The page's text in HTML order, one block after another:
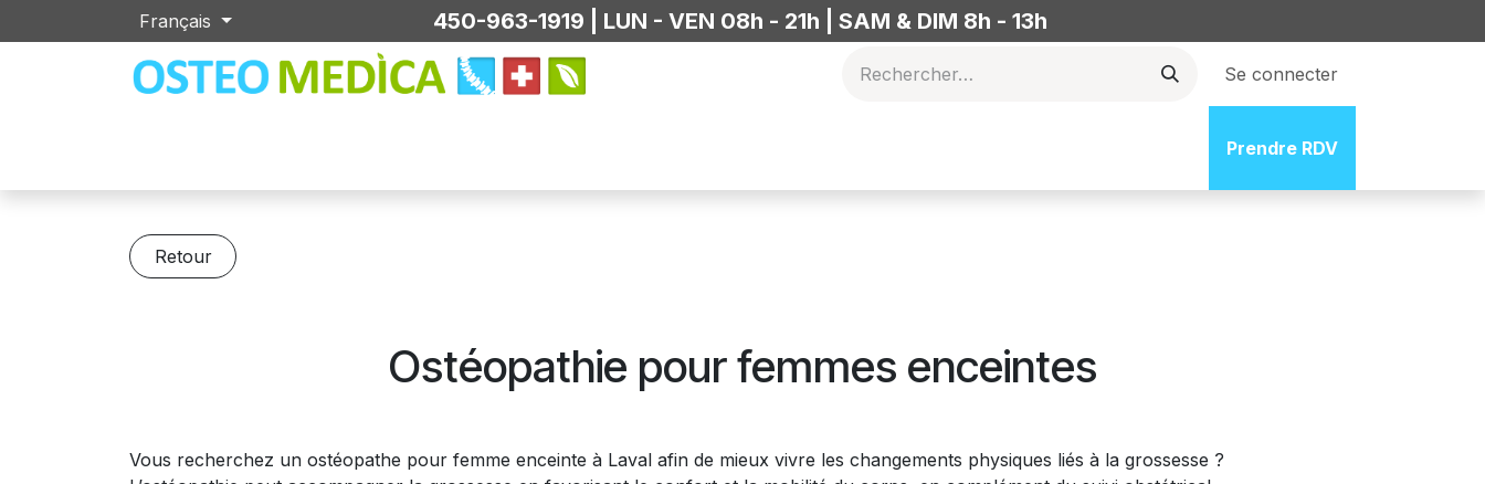
Se rendre au contenu
Français 450-963-1919 | LUN - VEN 08h - 21h | SAM & DIM 8h - 13h
Se connecter
Blog/Ressource Tarifs&contact
Prendre RDV
Retour
Ostéopathie pour femmes enceintes
Vous recherchez un ostéopathe pour femme enceinte à Laval afin de mieux vivre les changements physiques liés à la grossesse ?